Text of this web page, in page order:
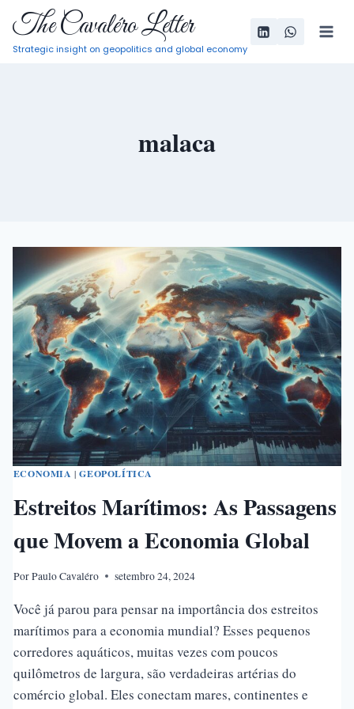
Pular
paraThe Cavaléro Letter
Strategic insight on geopolitics and global economy
malaca
ECONOMIA |GEOPOLÍTICA
Estreitos Marítimos: As Passagens
que Movem a Economia Global
PorPaulo Cavaléro setembro 24, 2024
Você já parou para pensar na importância dos estreitos
marítimos para a economia mundial? Esses pequenos
corredores aquáticos, muitas vezes com poucos
quilômetros de largura, são verdadeiras artérias do
comércio global. Eles conectam mares, continentes e